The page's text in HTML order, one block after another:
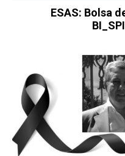
ESAS: Bolsa